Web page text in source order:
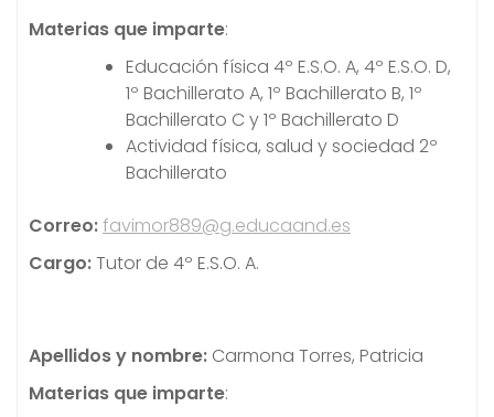
Materias que imparte:
Educación física 4º E.S.O. A, 4º E.S.O. D,
1º Bachillerato A, 1º Bachillerato B, 1º
Bachillerato C y 1º Bachillerato D
Actividad física, salud y sociedad 2º
Bachillerato
Correo:favimor889@g.educaand.es
Cargo:Tutor de 4º E.S.O. A.
Apellidos y nombre: Carmona Torres, Patricia
Materias que imparte: